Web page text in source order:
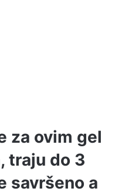
za ovim gel
traju do 3
savršeno a